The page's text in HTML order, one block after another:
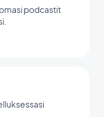
podcastit